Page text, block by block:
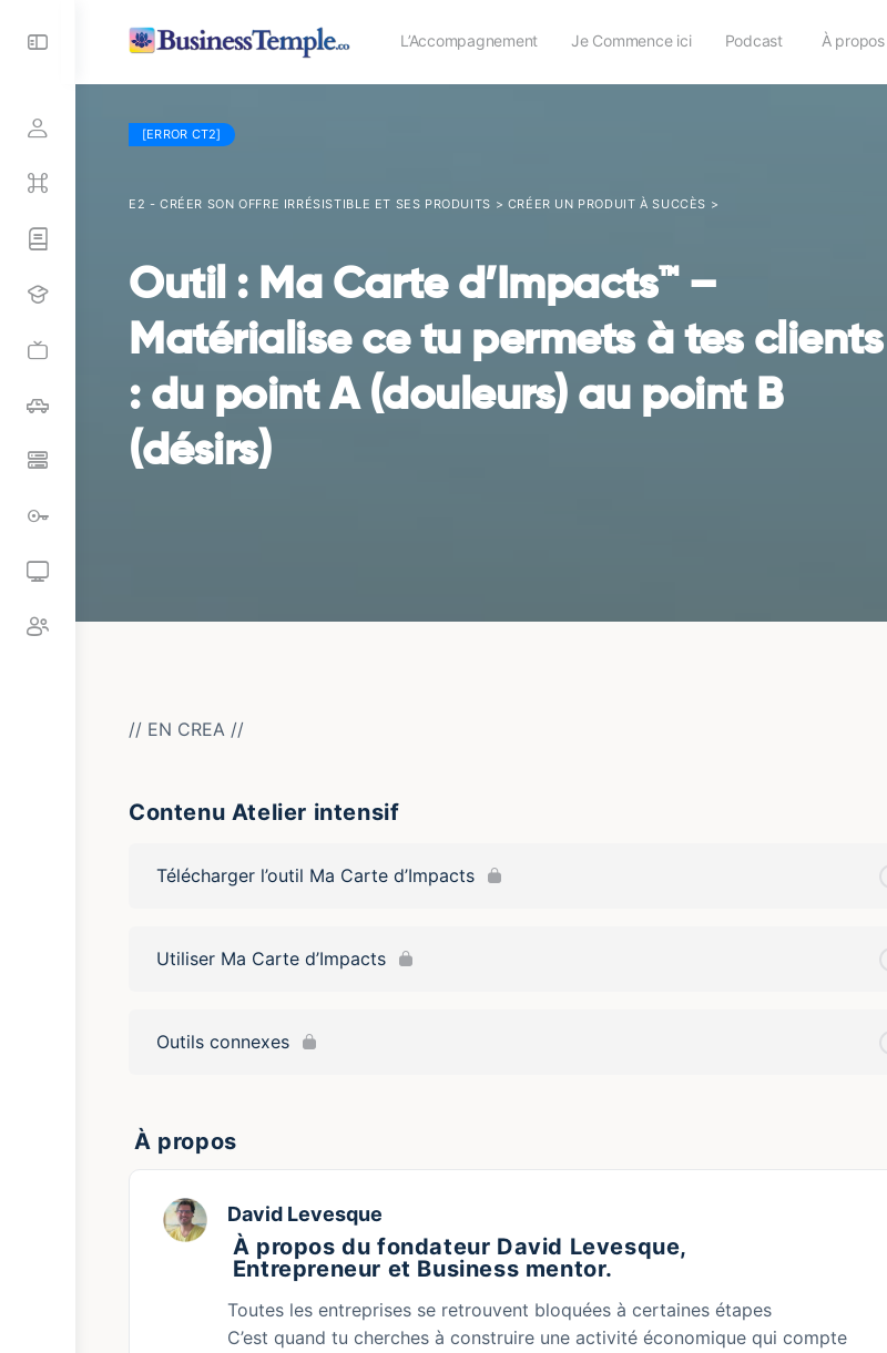
Toggle
L’Accompagnement Je Commence ici Podcast À propos
[ERROR CT2]
E2 - CRÉER SON OFFRE IRRÉSISTIBLE ET SES PRODUITS > CRÉER UN PRODUIT À SUCCÈS >
Outil : Ma Carte d’Impacts™ –
Matérialise ce tu permets à tes clients
: du point A (douleurs) au point B
(désirs)
// EN CREA //
Contenu Atelier intensif
Télécharger l’outil Ma Carte d’Impacts
Utiliser Ma Carte d’Impacts
Outils connexes
À propos
David Levesque
À propos du fondateur David Levesque,
Entrepreneur et Business mentor.
Toutes les entreprises se retrouvent bloquées à certaines étapes
C’est quand tu cherches à construire une activité économique qui compte